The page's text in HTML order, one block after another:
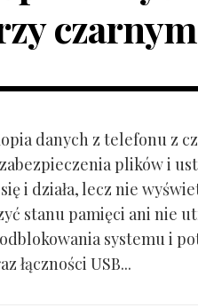
danych z telefonu z
plików i
i działa, lecz nie
stanu pamięci ani nie
systemu i
łączności USB...